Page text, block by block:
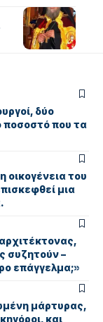
δύο
ποσοστό που τα
οικογένεια του
μια
συζητούν –
επάγγελμα;»
μάρτυρας,
και